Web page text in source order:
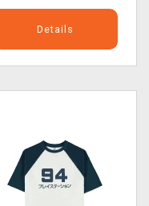
Details